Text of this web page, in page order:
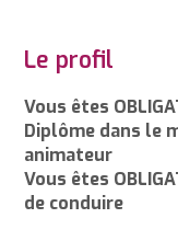
Le profil
Vous êtes
Diplôme dans le
animateur
Vous êtes
de conduire